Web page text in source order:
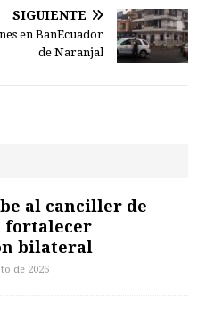
SIGUIENTE
en BanEcuador
de Naranjal
al canciller de
fortalecer
bilateral
de 2026